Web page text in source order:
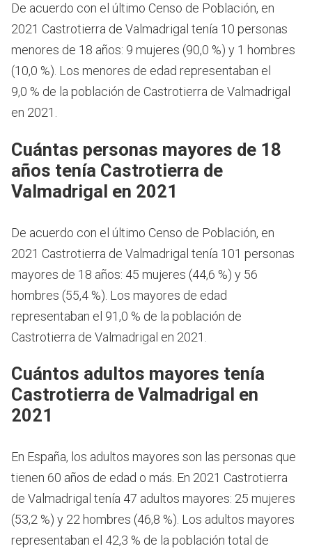
De acuerdo con el último Censo de Población, en
2021 Castrotierra de Valmadrigal tenía 10 personas
menores de 18 años: 9 mujeres (90,0 %) y 1 hombres
(10,0 %). Los menores de edad representaban el
9,0 % de la población de Castrotierra de Valmadrigal
en 2021.
Cuántas personas mayores de 18
años tenía Castrotierra de
Valmadrigal en 2021
De acuerdo con el último Censo de Población, en
2021 Castrotierra de Valmadrigal tenía 101 personas
mayores de 18 años: 45 mujeres (44,6 %) y 56
hombres (55,4 %). Los mayores de edad
representaban el 91,0 % de la población de
Castrotierra de Valmadrigal en 2021.
Cuántos adultos mayores tenía
Castrotierra de Valmadrigal en
2021
En España, los adultos mayores son las personas que
tienen 60 años de edad o más. En 2021 Castrotierra
de Valmadrigal tenía 47 adultos mayores: 25 mujeres
(53,2 %) y 22 hombres (46,8 %). Los adultos mayores
representaban el 42,3 % de la población total de